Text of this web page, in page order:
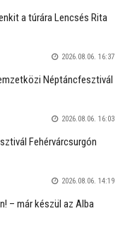
a túrára Lencsés Rita
2026.08.06. 16:37
Néptáncfesztivál
2026.08.06. 16:03
Fehérvárcsurgón
2026.08.06. 14:19
– már készül az Alba